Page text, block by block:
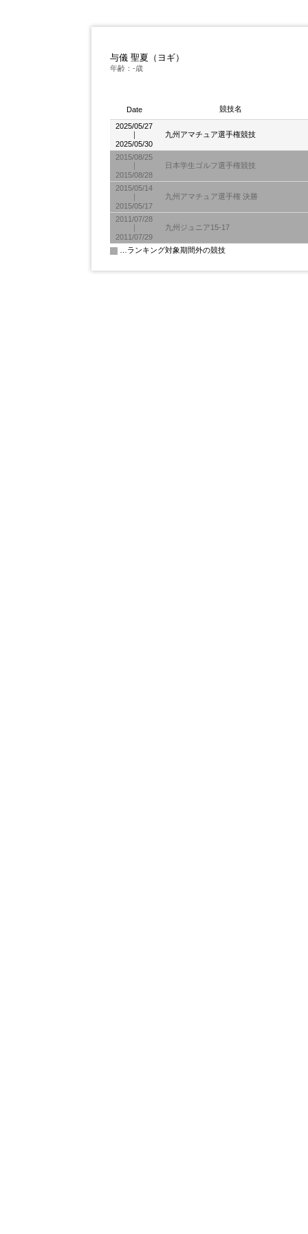
与儀 聖夏（ヨギ）
年齢：-歳
Date 競技名
2025/05/27
｜
2025/05/30
九州アマチュア選手権競技
2015/08/25
｜
2015/08/28
日本学生ゴルフ選手権競技
2015/05/14
｜
2015/05/17
九州アマチュア選手権 決勝
2011/07/28
｜
2011/07/29
九州ジュニア15-17
…ランキング対象期間外の競技